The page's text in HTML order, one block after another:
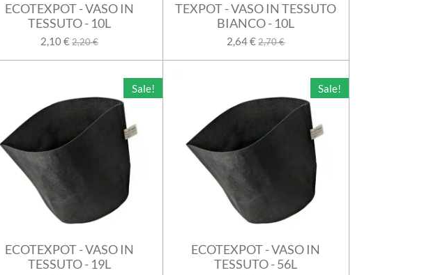
ECOTEXPOT - VASO IN
TESSUTO - 10L
2,10 €2,20 €
TEXPOT - VASO IN TESSUTO
BIANCO - 10L
2,64 € 2,70 €
Sale!
ECOTEXPOT - VASO IN
TESSUTO - 19L
Sale!
ECOTEXPOT - VASO IN
TESSUTO - 56L